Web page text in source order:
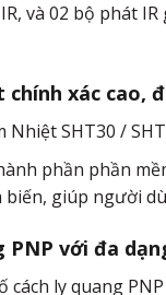
và 02 bộ phát
xác cao,
SHT30 /
phần phần
biến, giúp người
PNP với đa
cách ly quang